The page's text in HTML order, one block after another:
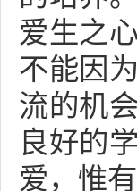
爱生之
不能因
流的机
良好的
爱，惟